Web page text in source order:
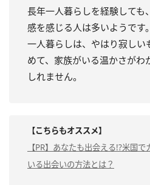
長年一人暮らしを経験しても
感を感じる人は多いようです
一人暮らしは、やはり寂しい
めて、家族がいる温かさがわ
しれません。
【こちらもオススメ】
【PR】あなたも出会える!?米国
いる出会いの方法とは？